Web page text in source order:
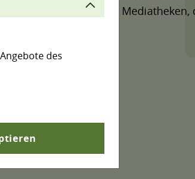
und die Produkte aus Mediatheken,
des